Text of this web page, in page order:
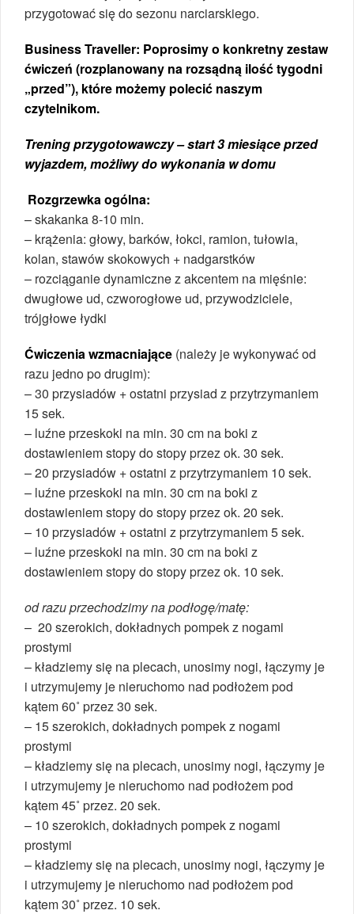
przygotować się do sezonu narciarskiego.
Business Traveller: Poprosimy o konkretny zestaw
ćwiczeń (rozplanowany na rozsądną ilość tygodni
„przed”), które możemy polecić naszym
czytelnikom.
Trening przygotowawczy – start 3 miesiące przed
wyjazdem, możliwy do wykonania w domu
Rozgrzewka ogólna:
– skakanka 8-10 min.
– krążenia: głowy, barków, łokci, ramion, tułowia,
kolan, stawów skokowych + nadgarstków
– rozciąganie dynamiczne z akcentem na mięśnie:
dwugłowe ud, czworogłowe ud, przywodziciele,
trójgłowe łydki
Ćwiczenia wzmacniające (należy je wykonywać od
razu jedno po drugim):
– 30 przysiadów + ostatni przysiad z przytrzymaniem
15 sek.
– luźne przeskoki na min. 30 cm na boki z
dostawieniem stopy do stopy przez ok. 30 sek.
– 20 przysiadów + ostatni z przytrzymaniem 10 sek.
– luźne przeskoki na min. 30 cm na boki z
dostawieniem stopy do stopy przez ok. 20 sek.
– 10 przysiadów + ostatni z przytrzymaniem 5 sek.
– luźne przeskoki na min. 30 cm na boki z
dostawieniem stopy do stopy przez ok. 10 sek.
od razu przechodzimy na podłogę/matę:
– 20 szerokich, dokładnych pompek z nogami
prostymi
– kładziemy się na plecach, unosimy nogi, łączymy je
i utrzymujemy je nieruchomo nad podłożem pod
kątem 60˚ przez 30 sek.
– 15 szerokich, dokładnych pompek z nogami
prostymi
– kładziemy się na plecach, unosimy nogi, łączymy je
i utrzymujemy je nieruchomo nad podłożem pod
kątem 45˚ przez. 20 sek.
– 10 szerokich, dokładnych pompek z nogami
prostymi
– kładziemy się na plecach, unosimy nogi, łączymy je
i utrzymujemy je nieruchomo nad podłożem pod
kątem 30˚ przez. 10 sek.